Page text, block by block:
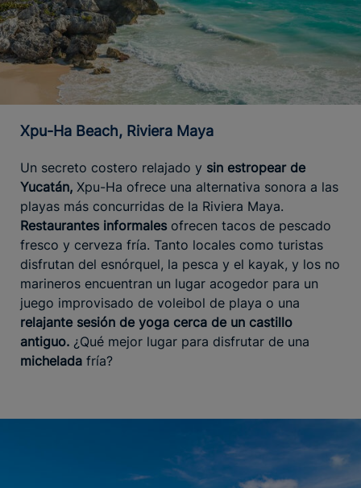
Xpu-Ha Beach, Riviera Maya
Un secreto costero relajado y sin estropear de
Yucatán, Xpu-Ha ofrece una alternativa sonora a las
playas más concurridas de la Riviera Maya.
Restaurantes informales ofrecen tacos de pescado
fresco y cerveza fría. Tanto locales como turistas
disfrutan del esnórquel, la pesca y el kayak, y los no
marineros encuentran un lugar acogedor para un
juego improvisado de voleibol de playa o una
relajante sesión de yoga cerca de un castillo
antiguo. ¿Qué mejor lugar para disfrutar de una
michelada fría?